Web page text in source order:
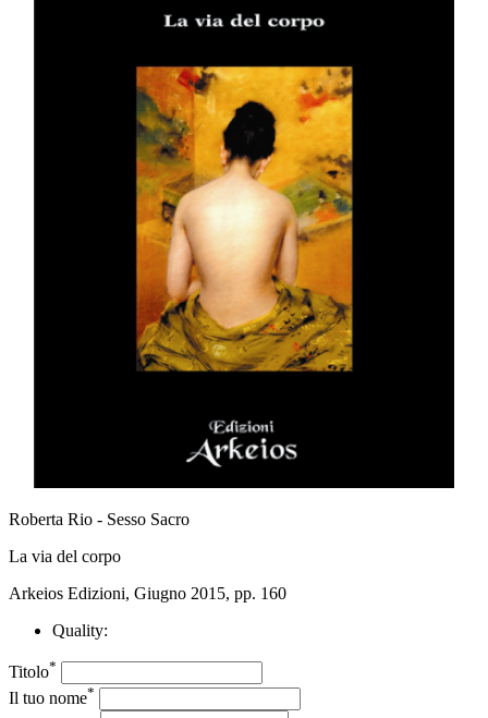
Roberta Rio - Sesso Sacro
La via del corpo
Arkeios Edizioni, Giugno 2015, pp. 160
Quality:
Titolo*
Il tuo nome*